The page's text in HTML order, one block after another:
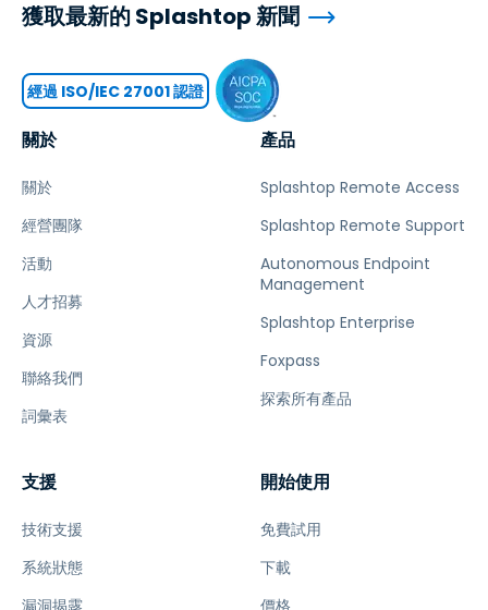
關於
關於
經營團隊
活動
人才招募
資源
聯絡我們
詞彙表
產品
Splashtop Remote Access
Splashtop Remote Support
Autonomous Endpoint
Management
Splashtop Enterprise
Foxpass
探索所有產品
支援
技術支援
系統狀態
開始使用
免費試用
下載
獲取最新的 Splashtop 新聞
經過 ISO/IEC 27001 認證